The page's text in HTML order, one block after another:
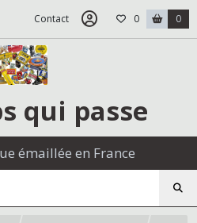
Contact 0 0
qui passe
émaillée en France